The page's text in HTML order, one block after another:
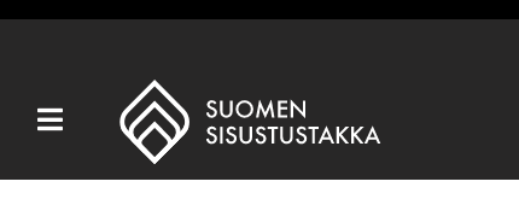
Kaikki tuotteet